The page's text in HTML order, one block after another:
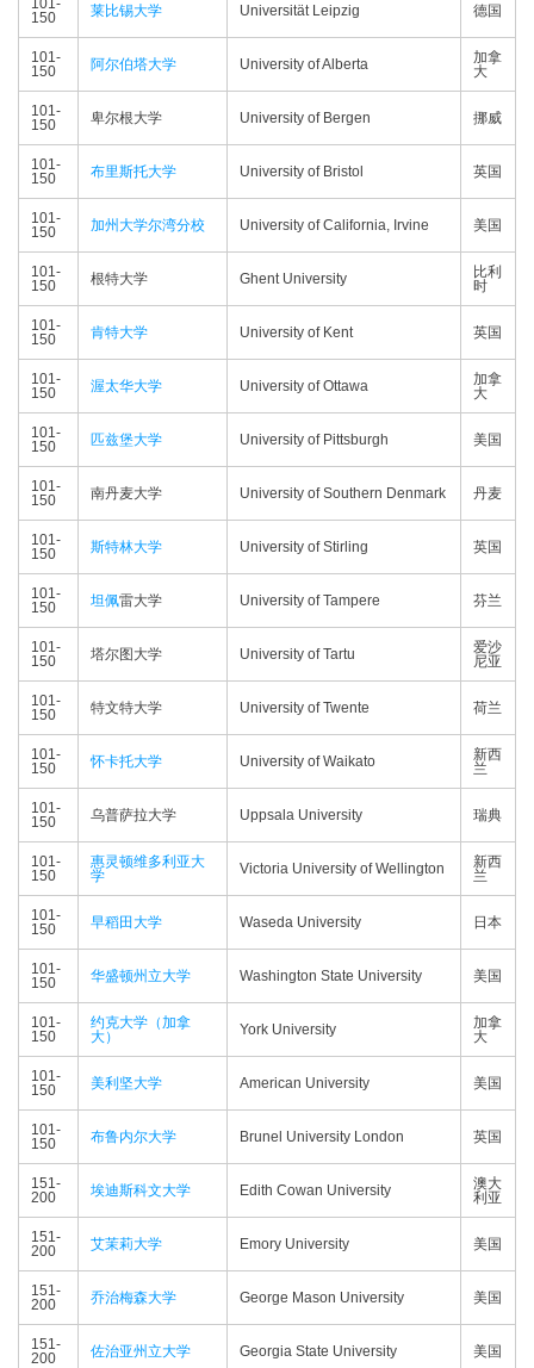
101-
150
莱比锡大学 Universität Leipzig 德国
101-
150
阿尔伯塔大学 University of Alberta
加拿
大
101-
150
卑尔根大学 University of Bergen 挪威
101-
150
布里斯托大学 University of Bristol 英国
101-
150
加州大学尔湾分校 University of California, Irvine 美国
101-
150
根特大学 Ghent University
比利
时
101-
150
肯特大学 University of Kent 英国
101-
150
渥太华大学 University of Ottawa
加拿
大
101-
150
匹兹堡大学 University of Pittsburgh 美国
101-
150
南丹麦大学 University of Southern Denmark 丹麦
101-
150
斯特林大学 University of Stirling 英国
101-
150
坦佩雷大学 University of Tampere 芬兰
101-
150
塔尔图大学 University of Tartu
爱沙
尼亚
101-
150
特文特大学 University of Twente 荷兰
101-
150
怀卡托大学 University of Waikato
新西
兰
101-
150
乌普萨拉大学 Uppsala University 瑞典
101-
150
惠灵顿维多利亚大
学
Victoria University of Wellington
新西
兰
101-
150
早稻田大学 Waseda University 日本
101-
150
华盛顿州立大学 Washington State University 美国
101-
150
约克大学（加拿
大）
York University
加拿
大
101-
150
美利坚大学 American University 美国
101-
150
布鲁内尔大学 Brunel University London 英国
151-
200
埃迪斯科文大学 Edith Cowan University
澳大
利亚
151-
200
艾茉莉大学 Emory University 美国
151-
200
乔治梅森大学 George Mason University 美国
151-
200
佐治亚州立大学 Georgia State University 美国